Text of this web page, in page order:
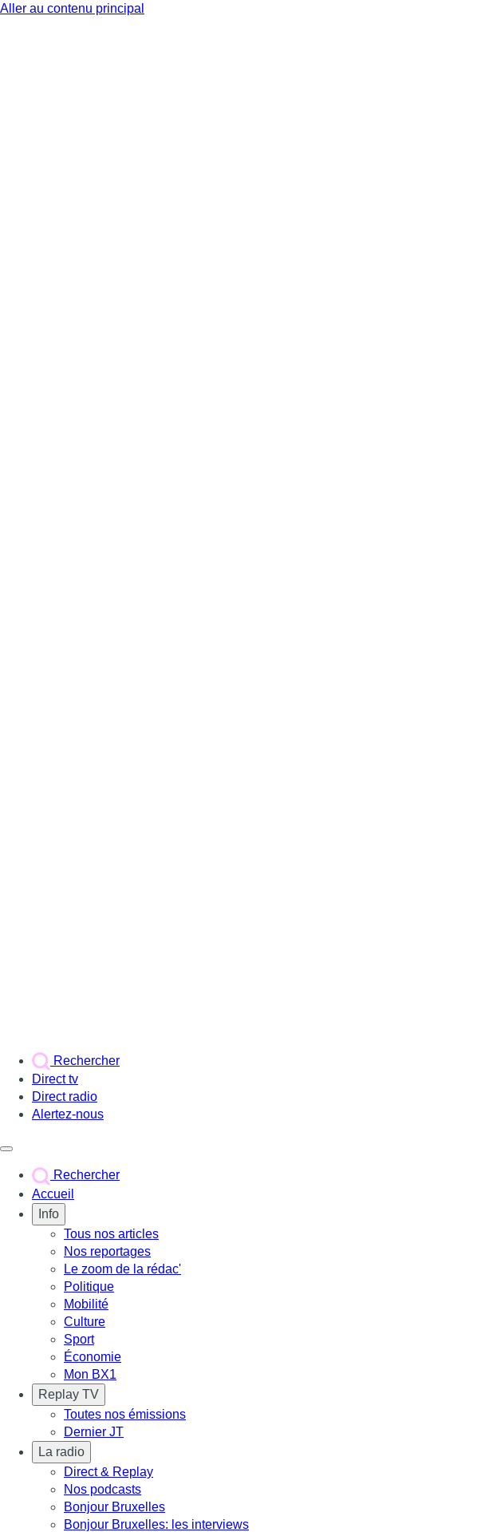
Aller au contenu principal
Rechercher
Direct tv
Direct radio
Alertez-nous
Rechercher
Accueil
Info
Tous nos articles
Nos reportages
Le zoom de la rédac'
Politique
Mobilité
Culture
Sport
Économie
Mon BX1
Replay TV
Toutes nos émissions
Dernier JT
La radio
Direct & Replay
Nos podcasts
Bonjour Bruxelles
Bonjour Bruxelles: les interviews